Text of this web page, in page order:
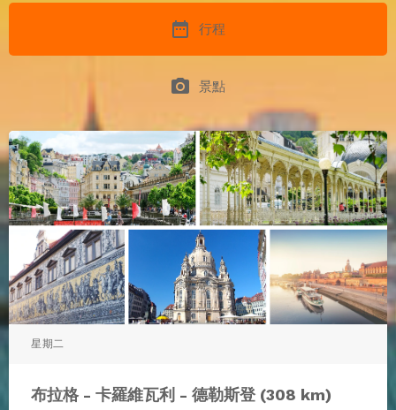
date_range 行程
photo_camera 景點
星期二
布拉格 - 卡羅維瓦利 - 德勒斯登 (308 km)